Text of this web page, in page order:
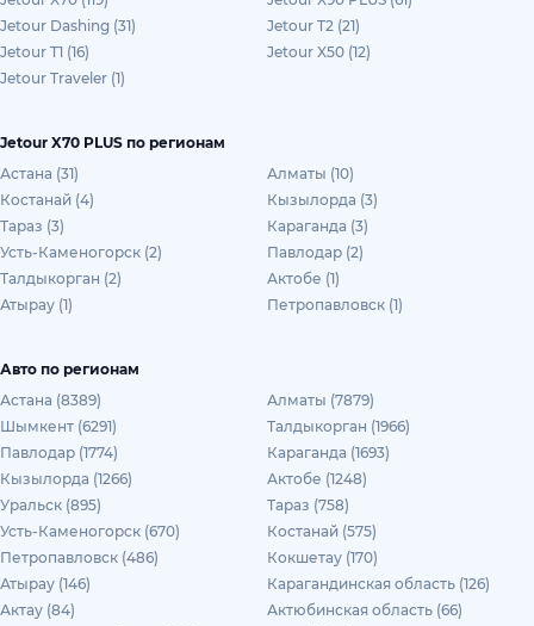
Jetour Dashing (31)
Jetour T2 (21)
Jetour T1 (16)
Jetour X50 (12)
Jetour Traveler (1)
Jetour X70 PLUS по регионам
Астана (31)
Алматы (10)
Костанай (4)
Кызылорда (3)
Тараз (3)
Караганда (3)
Усть-Каменогорск (2)
Павлодар (2)
Талдыкорган (2)
Актобе (1)
Атырау (1)
Петропавловск (1)
Авто по регионам
Астана (8389)
Алматы (7879)
Шымкент (6291)
Талдыкорган (1966)
Павлодар (1774)
Караганда (1693)
Кызылорда (1266)
Актобе (1248)
Уральск (895)
Тараз (758)
Усть-Каменогорск (670)
Костанай (575)
Петропавловск (486)
Кокшетау (170)
Атырау (146)
Карагандинская область (126)
Актау (84)
Актюбинская область (66)